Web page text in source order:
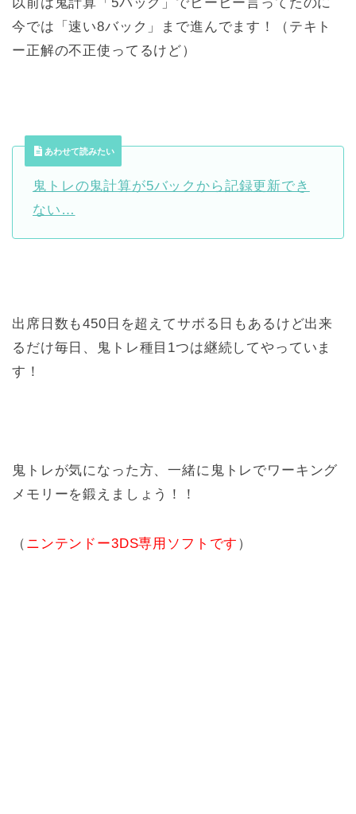
今では「速い8バック」まで進んでます！（テキト
ー正解の不正使ってるけど）
あわせて読みたい
鬼トレの鬼計算が5バックから記録更新でき
ない…
出席日数も450日を超えてサボる日もあるけど出来
るだけ毎日、鬼トレ種目1つは継続してやっていま
す！
鬼トレが気になった方、一緒に鬼トレでワーキング
メモリーを鍛えましょう！！
（ ニンテンドー3DS専用ソフトです ）